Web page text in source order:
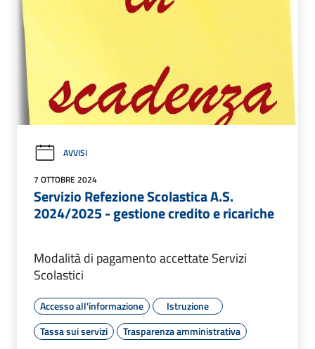
AVVISI
7 OTTOBRE 2024
Servizio Refezione Scolastica A.S.
2024/2025 - gestione credito e ricariche
Modalità di pagamento accettate Servizi
Scolastici
Accesso all'informazione
Istruzione
Tassa sui servizi
Trasparenza amministrativa